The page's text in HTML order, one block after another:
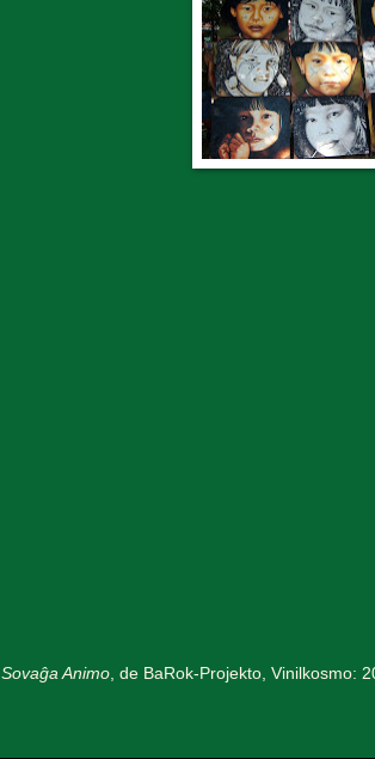
Sovaĝa Animo, de BaRok-Projekto, Vinilkosmo: